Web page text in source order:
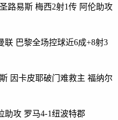
路易斯 梅西2射1传 阿伦助攻
联 巴黎全场控球近6成+8射3
因卡皮耶破门难救主 福纳尔
助攻 罗马4-1纽波特郡